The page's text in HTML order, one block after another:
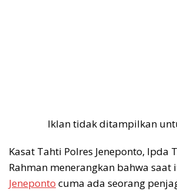
Iklan tidak ditampilkan
Kasat Tahti Polres Jeneponto, Ipda
Rahman menerangkan bahwa saat
Jeneponto cuma ada seorang